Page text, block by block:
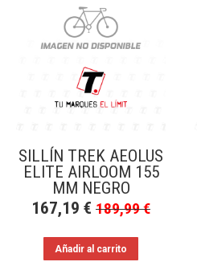
SILLÍN TREK AEOLUS
ELITE AIRLOOM 155
MM NEGRO
167,19 € 189,99€
Añadir al carrito